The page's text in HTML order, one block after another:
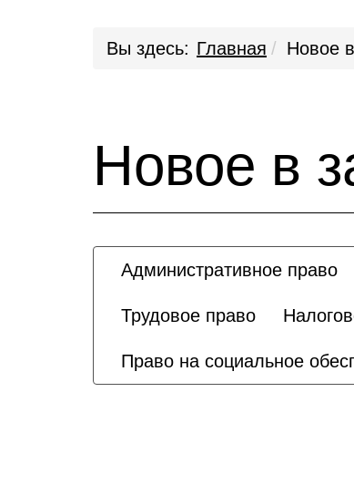
Вы здесь: Главная Новое
Новое в
Административное право
Трудовое право
Право на социальное